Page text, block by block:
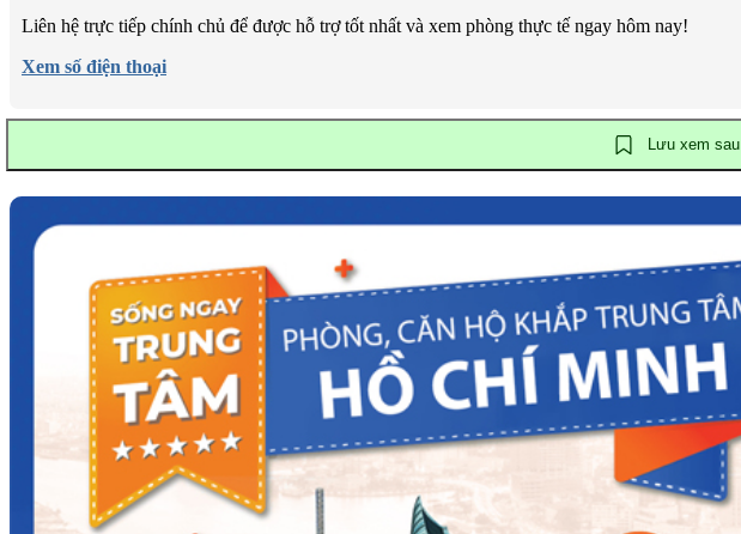
Liên hệ trực tiếp chính chủ để được hỗ trợ tốt nhất và xem phòng thực tế ngay hôm nay!
Xem số điện thoại
Lưu xem sau